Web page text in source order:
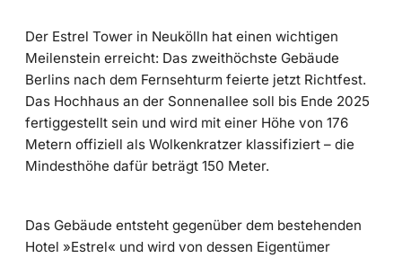
Der Estrel Tower in Neukölln hat einen wichtigen
Meilenstein erreicht: Das zweithöchste Gebäude
Berlins nach dem Fernsehturm feierte jetzt Richtfest.
Das Hochhaus an der Sonnenallee soll bis Ende 2025
fertiggestellt sein und wird mit einer Höhe von 176
Metern offiziell als Wolkenkratzer klassifiziert – die
Mindesthöhe dafür beträgt 150 Meter.
Das Gebäude entsteht gegenüber dem bestehenden
Hotel »Estrel« und wird von dessen Eigentümer